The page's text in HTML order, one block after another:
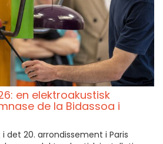
en elektroakustisk
de la Bidassoa i
det 20. arrondissement i Paris